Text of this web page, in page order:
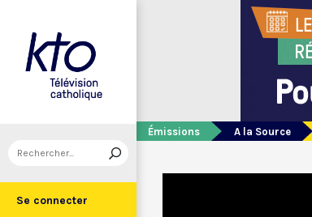
Se connecter
Émissions A la Source